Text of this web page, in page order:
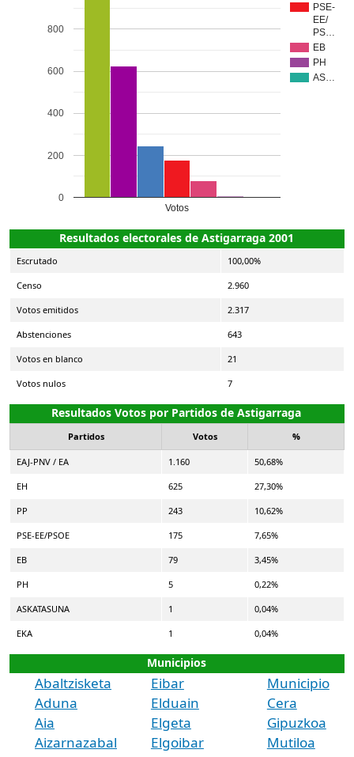
PSE-
EE/
PS…
EB
PH
AS…
Votos
0
200
400
600
800
Resultados electorales de Astigarraga 2001
Escrutado 100,00%
Censo 2.960
Votos emitidos 2.317
Abstenciones 643
Votos en blanco 21
Votos nulos 7
Resultados Votos por Partidos de Astigarraga
Partidos Votos %
EAJ-PNV / EA 1.160 50,68%
EH 625 27,30%
PP 243 10,62%
PSE-EE/PSOE 175 7,65%
EB 79 3,45%
PH 5 0,22%
ASKATASUNA 1 0,04%
EKA 1 0,04%
Municipios
Abaltzisketa
Aduna
Aia
Aizarnazabal
Eibar
Elduain
Elgeta
Elgoibar
Municipio
Cera
Gipuzkoa
Mutiloa